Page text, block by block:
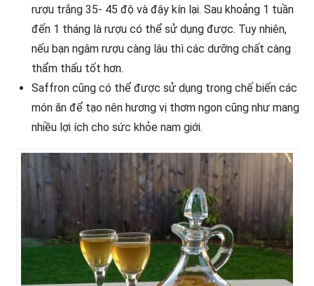
rượu trắng 35- 45 độ và đậy kín lại. Sau khoảng 1 tuần
đến 1 tháng là rượu có thể sử dụng được. Tuy nhiên,
nếu bạn ngâm rượu càng lâu thì các dưỡng chất càng
thẩm thấu tốt hơn.
Saffron cũng có thể được sử dụng trong chế biến các
món ăn để tạo nên hương vị thơm ngon cũng như mang
nhiều lợi ích cho sức khỏe nam giới.